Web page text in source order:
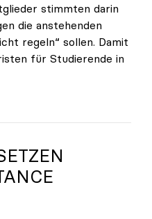
stimmten darin
die anstehenden
regeln“ sollen. Damit
für Studierende in
soll Handlungen